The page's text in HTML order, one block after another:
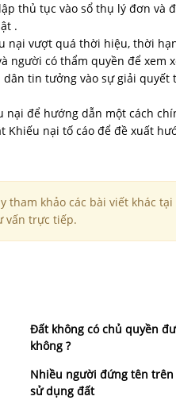
thủ tục vào sổ thụ lý đơn và
.
nại vượt quá thời hiệu, thời
người có thẩm quyền để xem
tin tưởng vào sự giải quyết
để hướng dẫn một cách
nại tố cáo để đề xuất
khảo các bài viết khác
vấn trực tiếp.
Đất không có chủ quyền
không ?
Nhiều người đứng tên
sử dụng đất